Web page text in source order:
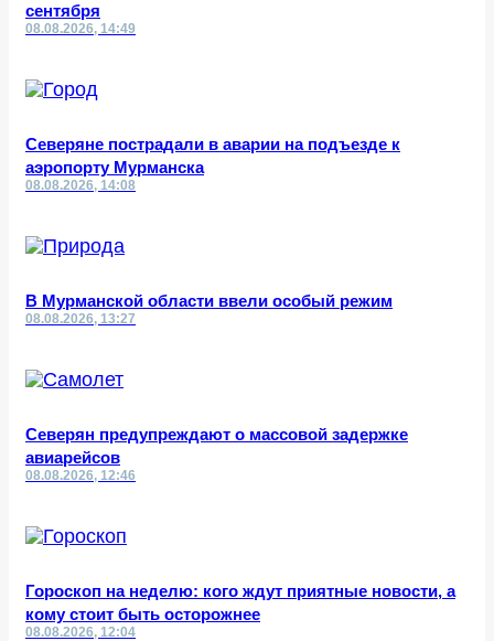
сентября
08.08.2026, 14:49
Северяне пострадали в аварии на подъезде к
аэропорту Мурманска
08.08.2026, 14:08
В Мурманской области ввели особый режим
08.08.2026, 13:27
Северян предупреждают о массовой задержке
авиарейсов
08.08.2026, 12:46
Гороскоп на неделю: кого ждут приятные новости, а
кому стоит быть осторожнее
08.08.2026, 12:04